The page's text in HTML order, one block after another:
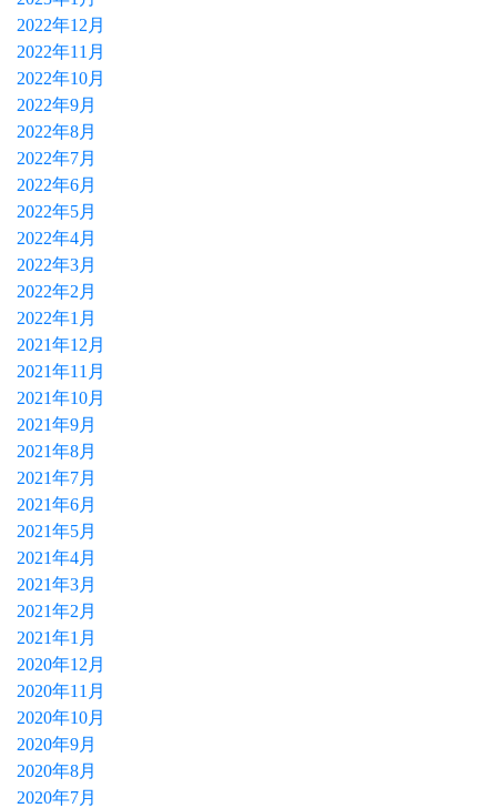
2022年12月
2022年11月
2022年10月
2022年9月
2022年8月
2022年7月
2022年6月
2022年5月
2022年4月
2022年3月
2022年2月
2022年1月
2021年12月
2021年11月
2021年10月
2021年9月
2021年8月
2021年7月
2021年6月
2021年5月
2021年4月
2021年3月
2021年2月
2021年1月
2020年12月
2020年11月
2020年10月
2020年9月
2020年8月
2020年7月